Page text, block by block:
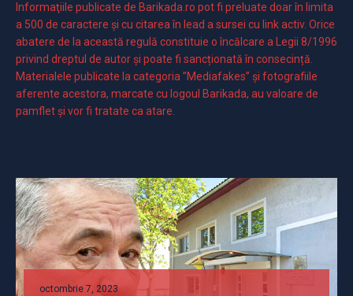
Informaţiile publicate de Barikada.ro pot fi preluate doar în limita
a 500 de caractere şi cu citarea în lead a sursei cu link activ. Orice
abatere de la această regulă constituie o încălcare a Legii 8/1996
privind dreptul de autor și poate fi sancționată în consecință.
Materialele publicate la categoria ”Mediafakes” și fotografiile
aferente acestora, marcate cu logoul Barikada, au valoare de
pamflet și vor fi tratate ca atare.
octombrie 7, 2023